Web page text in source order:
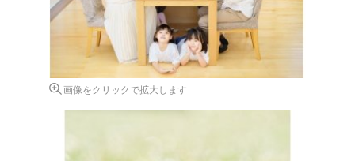
画像をクリックで拡大します